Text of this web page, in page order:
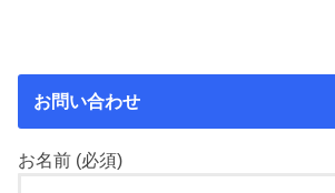
お問い合わせ
お名前 (必須)